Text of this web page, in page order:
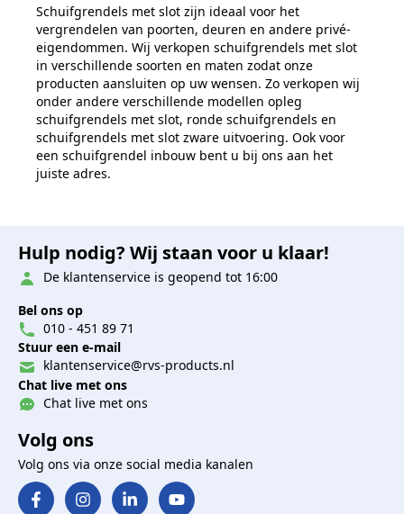
Schuifgrendels met slot zijn ideaal voor het
vergrendelen van poorten, deuren en andere privé-
eigendommen. Wij verkopen schuifgrendels met slot
in verschillende soorten en maten zodat onze
producten aansluiten op uw wensen. Zo verkopen wij
onder andere verschillende modellen opleg
schuifgrendels met slot, ronde schuifgrendels en
schuifgrendels met slot zware uitvoering. Ook voor
een schuifgrendel inbouw bent u bij ons aan het
juiste adres.
Hulp nodig? Wij staan voor u klaar!
De klantenservice is geopend tot 16:00
Bel ons op
010 - 451 89 71
Stuur een e-mail
klantenservice@rvs-products.nl
Chat live met ons
Chat live met ons
Volg ons
Volg ons via onze social media kanalen